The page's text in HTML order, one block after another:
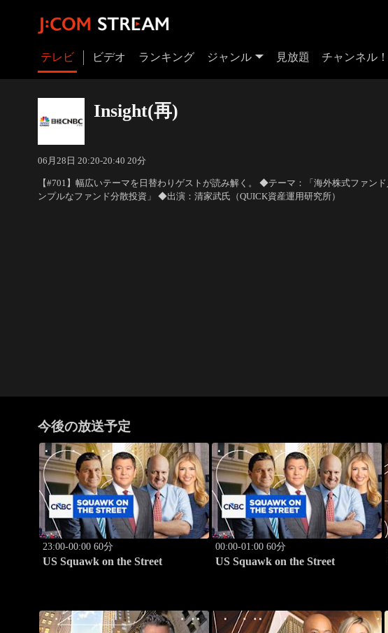
テレビ ビデオ ランキング ジャンル 見放題 チャンネル
Insight(再)
06月28日 20:20-20:40 20分
【#701】幅広いテーマを日替わりゲストが読み解く。 ◆テーマ：「海外株式ファン
ンプルなファンド分散投資」 ◆出演：清家武氏（QUICK資産運用研究所）
今後の放送予定
23:00-00:00 60分
US Squawk on the Street
00:00-01:00 60分
US Squawk on the Street